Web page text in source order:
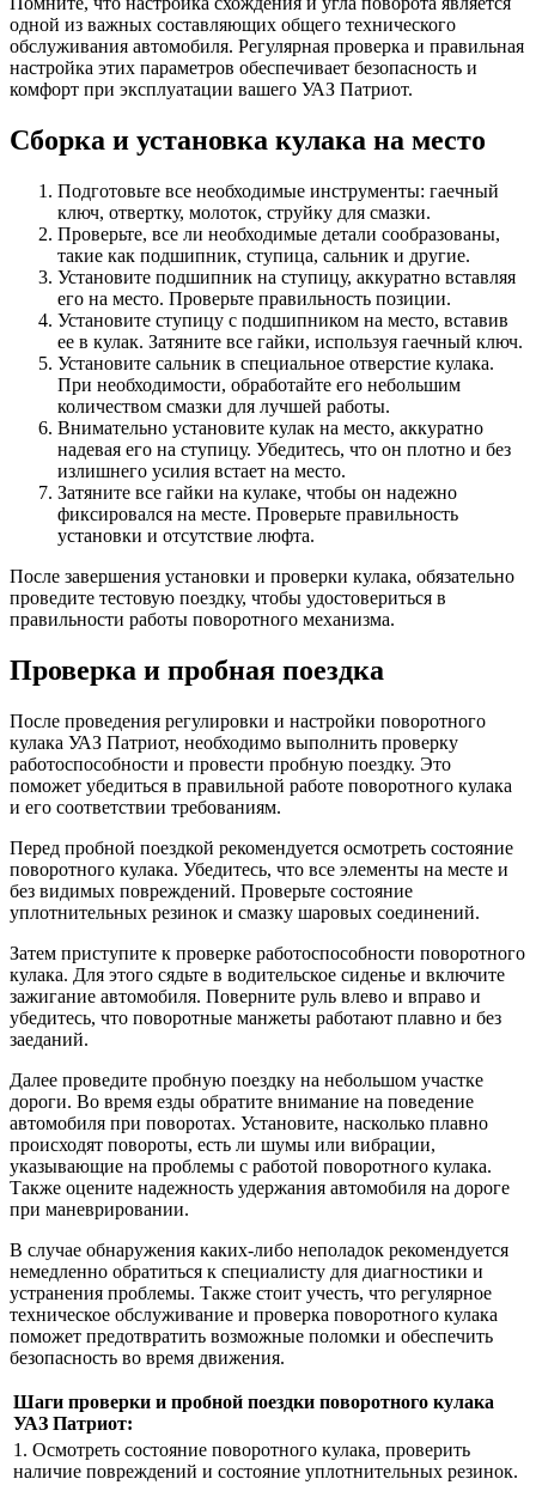
одной из важных составляющих общего технического
обслуживания автомобиля. Регулярная проверка и правильная
настройка этих параметров обеспечивает безопасность и
комфорт при эксплуатации вашего УАЗ Патриот.
Сборка и установка кулака на место
Подготовьте все необходимые инструменты: гаечный
ключ, отвертку, молоток, струйку для смазки.
Проверьте, все ли необходимые детали сообразованы,
такие как подшипник, ступица, сальник и другие.
Установите подшипник на ступицу, аккуратно вставляя
его на место. Проверьте правильность позиции.
Установите ступицу с подшипником на место, вставив
ее в кулак. Затяните все гайки, используя гаечный ключ.
Установите сальник в специальное отверстие кулака.
При необходимости, обработайте его небольшим
количеством смазки для лучшей работы.
Внимательно установите кулак на место, аккуратно
надевая его на ступицу. Убедитесь, что он плотно и без
излишнего усилия встает на место.
Затяните все гайки на кулаке, чтобы он надежно
фиксировался на месте. Проверьте правильность
установки и отсутствие люфта.
После завершения установки и проверки кулака, обязательно
проведите тестовую поездку, чтобы удостовериться в
правильности работы поворотного механизма.
Проверка и пробная поездка
После проведения регулировки и настройки поворотного
кулака УАЗ Патриот, необходимо выполнить проверку
работоспособности и провести пробную поездку. Это
поможет убедиться в правильной работе поворотного кулака
и его соответствии требованиям.
Перед пробной поездкой рекомендуется осмотреть состояние
поворотного кулака. Убедитесь, что все элементы на месте и
без видимых повреждений. Проверьте состояние
уплотнительных резинок и смазку шаровых соединений.
Затем приступите к проверке работоспособности поворотного
кулака. Для этого сядьте в водительское сиденье и включите
зажигание автомобиля. Поверните руль влево и вправо и
убедитесь, что поворотные манжеты работают плавно и без
заеданий.
Далее проведите пробную поездку на небольшом участке
дороги. Во время езды обратите внимание на поведение
автомобиля при поворотах. Установите, насколько плавно
происходят повороты, есть ли шумы или вибрации,
указывающие на проблемы с работой поворотного кулака.
Также оцените надежность удержания автомобиля на дороге
при маневрировании.
В случае обнаружения каких-либо неполадок рекомендуется
немедленно обратиться к специалисту для диагностики и
устранения проблемы. Также стоит учесть, что регулярное
техническое обслуживание и проверка поворотного кулака
поможет предотвратить возможные поломки и обеспечить
безопасность во время движения.
Шаги проверки и пробной поездки поворотного кулака
УАЗ Патриот:
1. Осмотреть состояние поворотного кулака, проверить
наличие повреждений и состояние уплотнительных резинок.